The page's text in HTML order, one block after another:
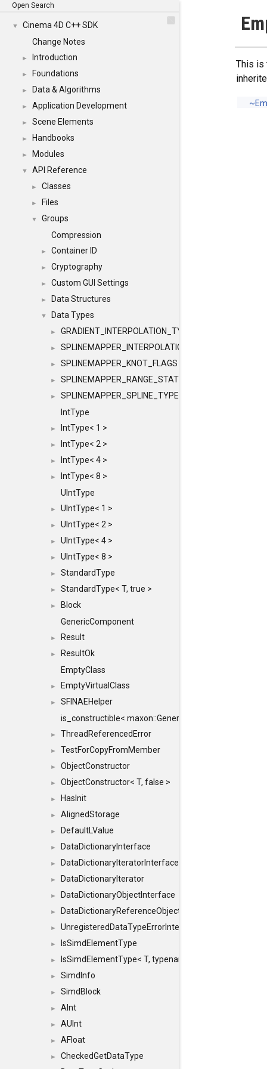
Open Search
▼
Cinema 4D C++ SDK
Change Notes
► Introduction
► Foundations
► Data & Algorithms
► Application Development
► Scene Elements
► Handbooks
► Modules
▼ API Reference
► Classes
► Files
▼
Groups
Compression
► Container ID
► Cryptography
► Custom GUI Settings
► Data Structures
▼ Data Types
► GRADIENT_INTERPOLATION_TYPE
► SPLINEMAPPER_INTERPOLATION_TYPE
► SPLINEMAPPER_KNOT_FLAGS
► SPLINEMAPPER_RANGE_STATE
►
SPLINEMAPPER_SPLINE_TYPE
IntType
► IntType< 1 >
► IntType< 2 >
► IntType< 4 >
►
IntType< 8 >
UIntType
► UIntType< 1 >
► UIntType< 2 >
► UIntType< 4 >
► UIntType< 8 >
► StandardType
► StandardType< T, true >
►
Block
GenericComponent
► Result
►
ResultOk
EmptyClass
► EmptyVirtualClass
►
SFINAEHelper
is_constructible< maxon::Generic, const
► ThreadReferencedError
► TestForCopyFromMember
► ObjectConstructor
► ObjectConstructor< T, false >
► HasInit
► AlignedStorage
► DefaultLValue
► DataDictionaryInterface
► DataDictionaryIteratorInterface
► DataDictionaryIterator
► DataDictionaryObjectInterface
► DataDictionaryReferenceObjectInterface
► UnregisteredDataTypeErrorInterface
► IsSimdElementType
► IsSimdElementType< T, typename SFINAEHelper<
► SimdInfo
► SimdBlock
► AInt
► AUInt
► AFloat
►
CheckedGetDataType
This